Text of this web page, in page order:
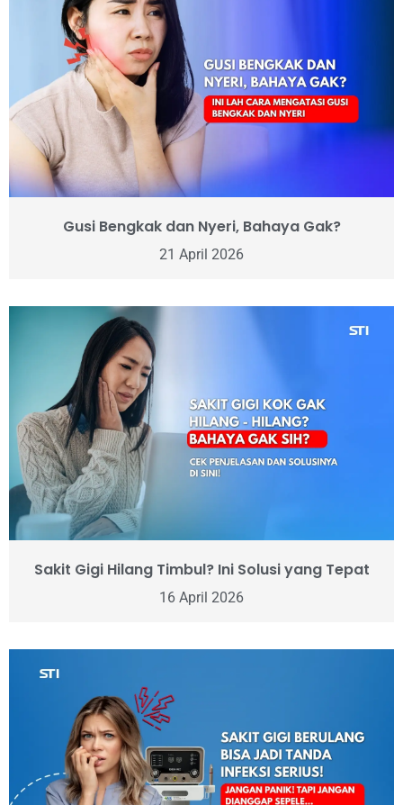
Gusi Bengkak dan Nyeri, Bahaya Gak?
21 April 2026
Sakit Gigi Hilang Timbul? Ini Solusi yang Tepat
16 April 2026